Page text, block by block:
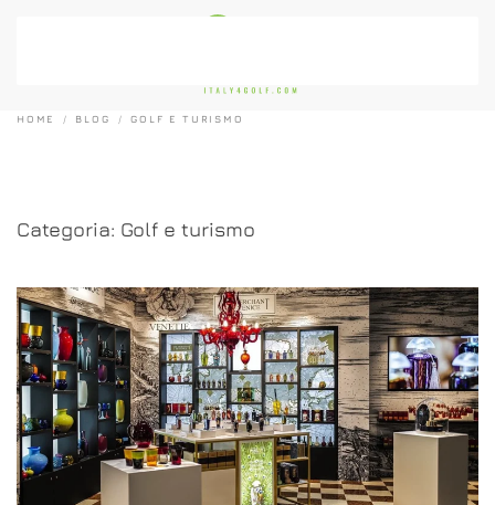
HOME BLOG GOLF E TURISMO
Categoria: Golf e turismo